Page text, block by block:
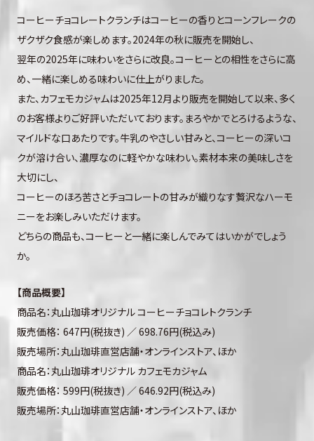
コーヒーチョコレートクランチはコーヒーの香りとコーンフレークの
ザクザク食感が楽しめます。2024年の秋に販売を開始し、
翌年の2025年に味わいをさらに改良。コーヒーとの相性をさらに高
め、一緒に楽しめる味わいに仕上がりました。
また、カフェモカジャムは2025年12月より販売を開始して以来、多く
のお客様よりご好評いただいております。まろやかでとろけるような、
マイルドな口あたりです。牛乳のやさしい甘みと、コーヒーの深いコ
クが溶け合い、濃厚なのに軽やかな味わい。素材本来の美味しさを
大切にし、
コーヒーのほろ苦さとチョコレートの甘みが織りなす贅沢なハーモ
ニーをお楽しみいただけます。
どちらの商品も、コーヒーと一緒に楽しんでみてはいかがでしょう
か。
【商品概要】
商品名：丸山珈琲オリジナル コーヒーチョコレトクランチ
販売価格： 647円(税抜き) ／ 698.76円(税込み)
販売場所：丸山珈琲直営店舗・オンラインストア、ほか
商品名：丸山珈琲オリジナル カフェモカジャム
販売価格： 599円(税抜き) ／ 646.92円(税込み)
販売場所：丸山珈琲直営店舗・オンラインストア、ほか